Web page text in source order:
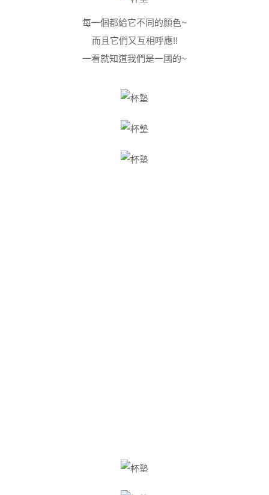
每一個都給它不同的顏色~
而且它們又互相呼應!!
一看就知道我們是一國的~